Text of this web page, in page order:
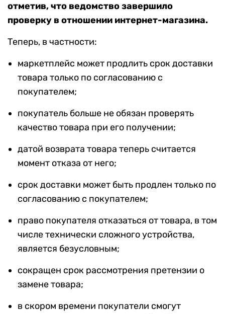
отметив, что ведомство завершило
проверку в отношении интернет-магазина.
Теперь, в частности:
маркетплейс может продлить срок доставки
товара только по согласованию с
покупателем;
покупатель больше не обязан проверять
качество товара при его получении;
датой возврата товара теперь считается
момент отказа от него;
срок доставки может быть продлен только по
согласованию с покупателем;
право покупателя отказаться от товара, в том
числе технически сложного устройства,
является безусловным;
сокращен срок рассмотрения претензии о
замене товара;
в скором времени покупатели смогут